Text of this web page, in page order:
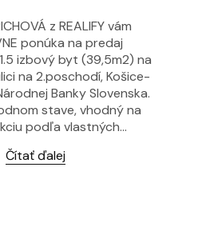
z REALIFY vám
ponúka na predaj
izbový byt (39,5m2) na
na 2.poschodí, Košice-
Banky Slovenska.
stave, vhodný na
podľa vlastných...
Čítať ďalej